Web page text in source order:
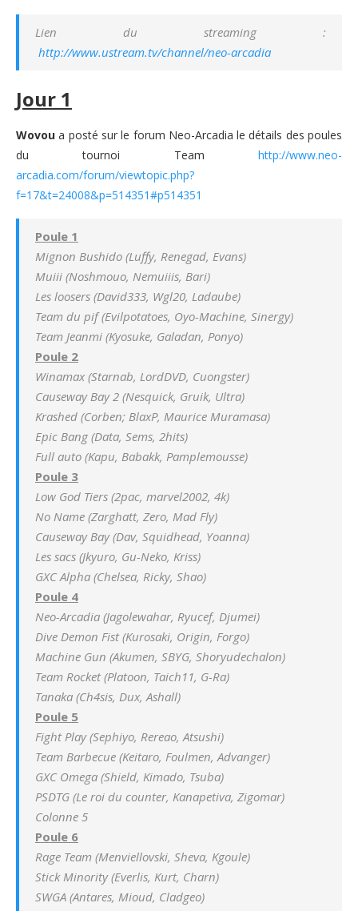
Lien du streaming :
http://www.ustream.tv/channel/neo-arcadia
Jour 1
Wovoua posté sur le forum Neo-Arcadia le détails des poules
du tournoi Team http://www.neo-
arcadia.com/forum/viewtopic.php?
f=17&t=24008&p=514351#p514351
Poule 1
Mignon Bushido (Luffy, Renegad, Evans)
Muiii (Noshmouo, Nemuiiis, Bari)
Les loosers (David333, Wgl20, Ladaube)
Team du pif (Evilpotatoes, Oyo-Machine, Sinergy)
Team Jeanmi (Kyosuke, Galadan, Ponyo)
Poule 2
Winamax (Starnab, LordDVD, Cuongster)
Causeway Bay 2 (Nesquick, Gruik, Ultra)
Krashed (Corben; BlaxP, Maurice Muramasa)
Epic Bang (Data, Sems, 2hits)
Full auto (Kapu, Babakk, Pamplemousse)
Poule 3
Low God Tiers (2pac, marvel2002, 4k)
No Name (Zarghatt, Zero, Mad Fly)
Causeway Bay (Dav, Squidhead, Yoanna)
Les sacs (Jkyuro, Gu-Neko, Kriss)
GXC Alpha (Chelsea, Ricky, Shao)
Poule 4
Neo-Arcadia (Jagolewahar, Ryucef, Djumei)
Dive Demon Fist (Kurosaki, Origin, Forgo)
Machine Gun (Akumen, SBYG, Shoryudechalon)
Team Rocket (Platoon, Taich11, G-Ra)
Tanaka (Ch4sis, Dux, Ashall)
Poule 5
Fight Play (Sephiyo, Rereao, Atsushi)
Team Barbecue (Keitaro, Foulmen, Advanger)
GXC Omega (Shield, Kimado, Tsuba)
PSDTG (Le roi du counter, Kanapetiva, Zigomar)
Colonne 5
Poule 6
Rage Team (Menviellovski, Sheva, Kgoule)
Stick Minority (Everlis, Kurt, Charn)
SWGA (Antares, Mioud, Cladgeo)